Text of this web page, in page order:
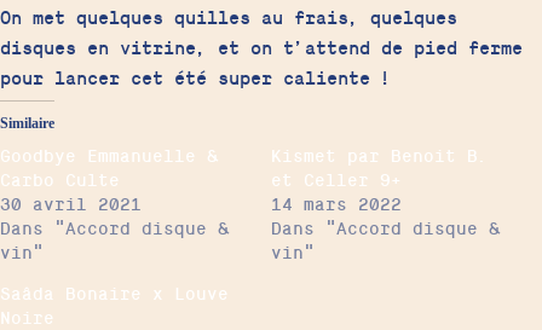
On met quelques quilles au frais, quelques
disques en vitrine, et on t’attend de pied ferme
pour lancer cet été super caliente !
Similaire
Goodbye Emmanuelle &
Carbo Culte
30 avril 2021
Dans "Accord disque &
vin"
Kismet par Benoit B.
et Celler 9+
14 mars 2022
Dans "Accord disque &
vin"
Saâda Bonaire x Louve
Noire